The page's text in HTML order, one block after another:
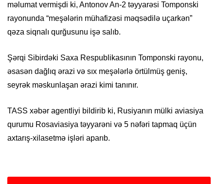
məlumat vermişdi ki, Antonov An-2 təyyarəsi Tomponski
rayonunda “meşələrin mühafizəsi məqsədilə uçarkən”
qəza siqnalı qurğusunu işə salıb.
Şərqi Sibirdəki Saxa Respublikasının Tomponski rayonu,
əsasən dağlıq ərazi və sıx meşələrlə örtülmüş geniş,
seyrək məskunlaşan ərazi kimi tanınır.
TASS xəbər agentliyi bildirib ki, Rusiyanın mülki aviasiya
qurumu Rosaviasiya təyyarəni və 5 nəfəri tapmaq üçün
axtarış-xilasetmə işləri aparıb.